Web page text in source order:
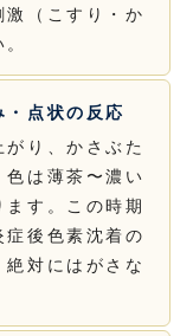
（こすり・か
点状の反応
り、かさぶた
は薄茶〜濃い
す。この時期
後色素沈着の
対にはがさな